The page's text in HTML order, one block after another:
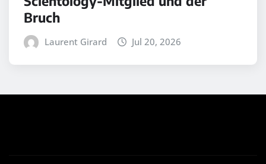
Bruch
Laurent Girard Jul 20, 2026